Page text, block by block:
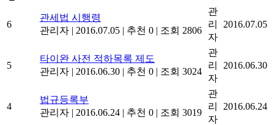
6
관세법 시행령
관리자 | 2016.07.05 | 추천 0 | 조회 2806
관
리
자
2016.07.05
5
타이완 사전 적하목록 제도
관리자 | 2016.06.30 | 추천 0 | 조회 3024
관
리
자
2016.06.30
4
법규등록부
관리자 | 2016.06.24 | 추천 0 | 조회 3019
관
리
자
2016.06.24